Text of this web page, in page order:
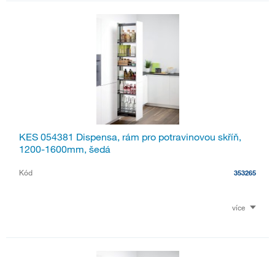
KES 054381 Dispensa, rám pro potravinovou skříň,
1200-1600mm, šedá
Kód 353265
více